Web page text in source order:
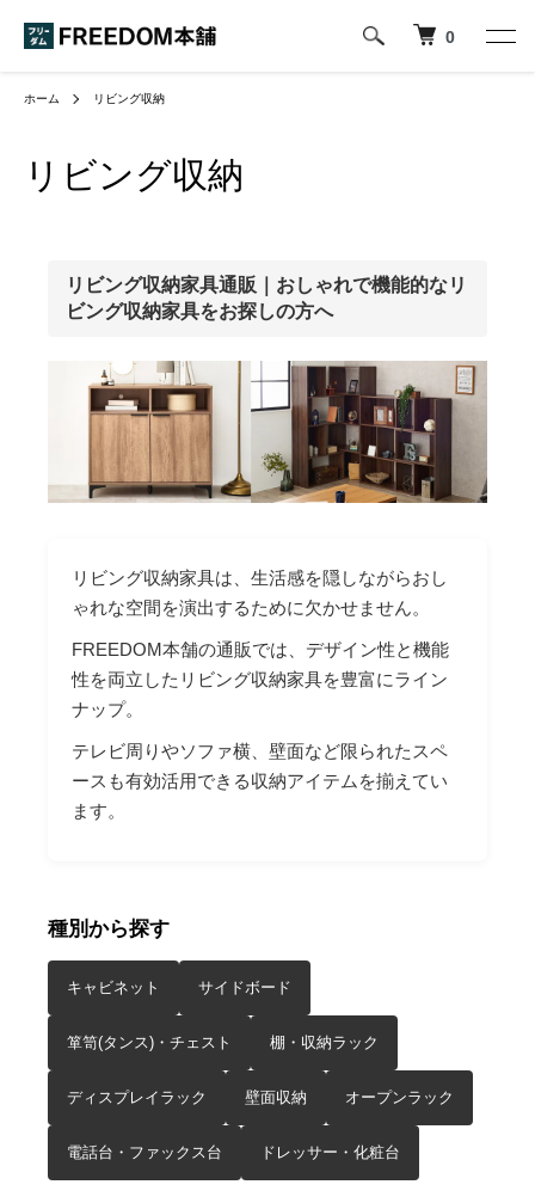
0
ホーム リビング収納
リビング収納
リビング収納家具通販｜おしゃれで機能的なリ
ビング収納家具をお探しの方へ
リビング収納家具は、生活感を隠しながらおし
ゃれな空間を演出するために欠かせません。
FREEDOM本舗の通販では、デザイン性と機能
性を両立したリビング収納家具を豊富にライン
ナップ。
テレビ周りやソファ横、壁面など限られたスペ
ースも有効活用できる収納アイテムを揃えてい
ます。
種別から探す
キャビネット サイドボード
箪笥(タンス)・チェスト 棚・収納ラック
ディスプレイラック 壁面収納 オープンラック
電話台・ファックス台 ドレッサー・化粧台